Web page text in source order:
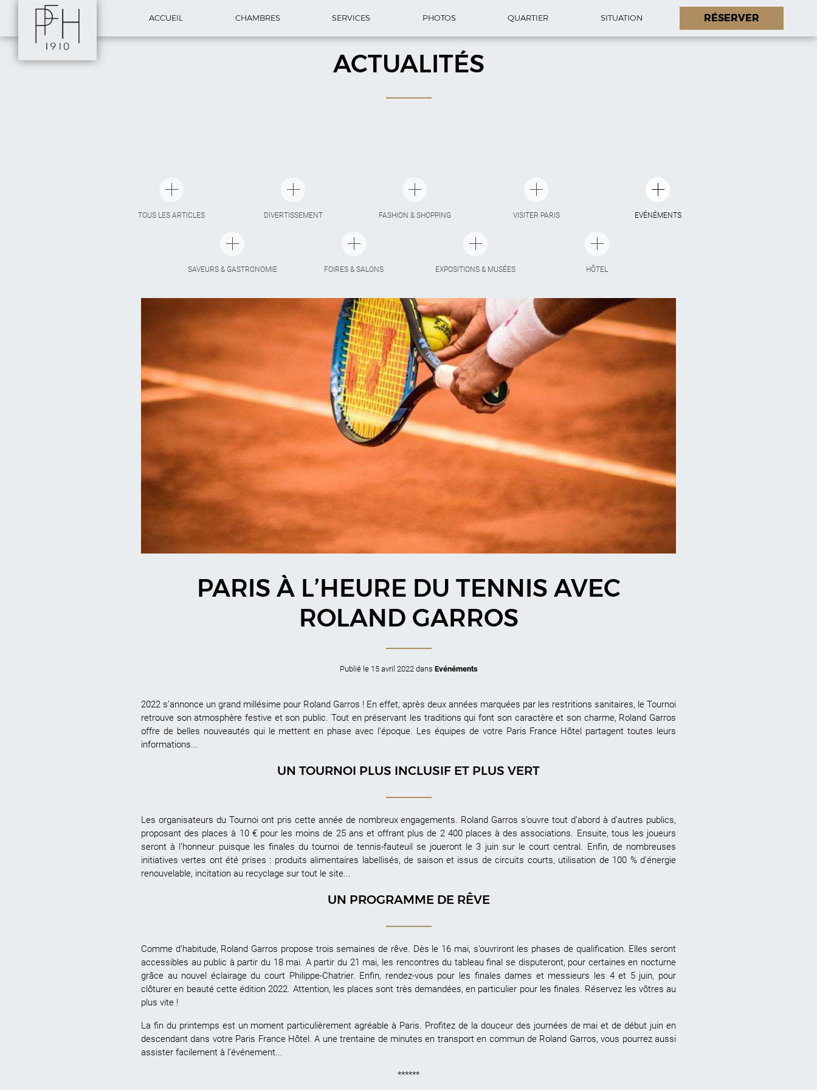
ACCUEIL CHAMBRES SERVICES PHOTOS QUARTIER SITUATION RÉSERVER
ACTUALITÉS
TOUS LES ARTICLES DIVERTISSEMENT FASHION & SHOPPING VISITER PARIS EVÉNÉMENTS
SAVEURS & GASTRONOMIE FOIRES & SALONS EXPOSITIONS & MUSÉES HÔTEL
PARIS À L’HEURE DU TENNIS AVEC
ROLAND GARROS
Publié le 15 avril 2022 dans Evénéments
2022 s’annonce un grand millésime pour Roland Garros ! En effet, après deux années marquées par les restritions sanitaires, le Tournoi
retrouve son atmosphère festive et son public. Tout en préservant les traditions qui font son caractère et son charme, Roland Garros
offre de belles nouveautés qui le mettent en phase avec l’époque. Les équipes de votre Paris France Hôtel partagent toutes leurs
informations...
UN TOURNOI PLUS INCLUSIF ET PLUS VERT
Les organisateurs du Tournoi ont pris cette année de nombreux engagements. Roland Garros s’ouvre tout d’abord à d’autres publics,
proposant des places à 10 € pour les moins de 25 ans et offrant plus de 2 400 places à des associations. Ensuite, tous les joueurs
seront à l’honneur puisque les finales du tournoi de tennis-fauteuil se joueront le 3 juin sur le court central. Enfin, de nombreuses
initiatives vertes ont été prises : produits alimentaires labellisés, de saison et issus de circuits courts, utilisation de 100 % d’énergie
renouvelable, incitation au recyclage sur tout le site...
UN PROGRAMME DE RÊVE
Comme d’habitude, Roland Garros propose trois semaines de rêve. Dès le 16 mai, s’ouvriront les phases de qualification. Elles seront
accessibles au public à partir du 18 mai. A partir du 21 mai, les rencontres du tableau final se disputeront, pour certaines en nocturne
grâce au nouvel éclairage du court Philippe-Chatrier. Enfin, rendez-vous pour les finales dames et messieurs les 4 et 5 juin, pour
clôturer en beauté cette édition 2022. Attention, les places sont très demandées, en particulier pour les finales. Réservez les vôtres au
plus vite !
La fin du printemps est un moment particulièrement agréable à Paris. Profitez de la douceur des journées de mai et de début juin en
descendant dans votre Paris France Hôtel. A une trentaine de minutes en transport en commun de Roland Garros, vous pourrez aussi
assister facilement à l’événement...
******